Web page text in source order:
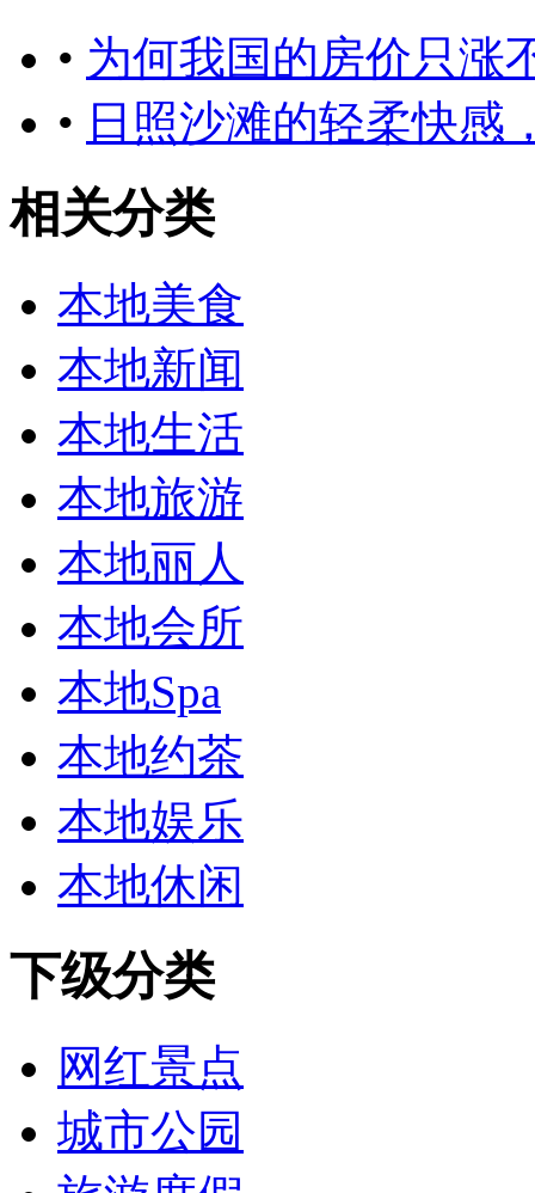
• 为何我国的房价只涨
• 日照沙滩的轻柔快感
相关分类
本地美食
本地新闻
本地生活
本地旅游
本地丽人
本地会所
本地Spa
本地约茶
本地娱乐
本地休闲
下级分类
网红景点
城市公园